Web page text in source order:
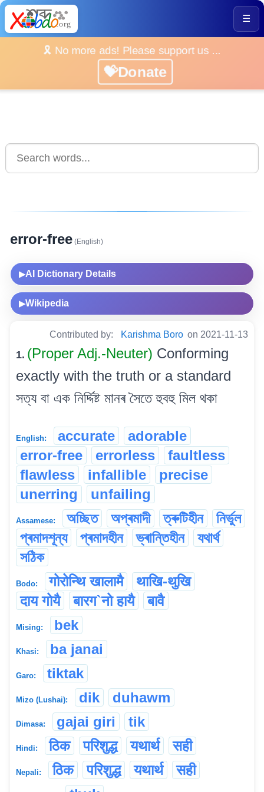
☰
🎗️ No more ads! Please support us ...
💝Donate
error-free (English)
▶AI Dictionary Details
▶Wikipedia
Contributed by: Karishma Boro on 2021-11-13
1. (Proper Adj.-Neuter) Conforming
exactly with the truth or a standard
সত্য বা এক নিৰ্দ্দিষ্ট মানৰ সৈতে হুবহু মিল থকা
English: accurate
adorable
error-free
errorless
faultless
flawless
infallible
precise
unerring
unfailing
Assamese: অচ্ছিত অপ্ৰমাদী ত্ৰুটিহীন
নিৰ্ভুল
প্ৰমাদশূন্য
প্ৰমাদহীন ভ্ৰান্তিহীন
যথাৰ্থ
সঠিক
Bodo: गोरोन्थि खालामै
थाखि-थुखि
दाय गोयै
बारग`नो हायै बावै
Mising: bek
Khasi: ba janai
Garo: tiktak
Mizo (Lushai): dik duhawm
Dimasa: gajai giri tik
Hindi: ठिक परिशुद्ध यथार्थ सही
Nepali: ठिक परिशुद्ध यथार्थ सही